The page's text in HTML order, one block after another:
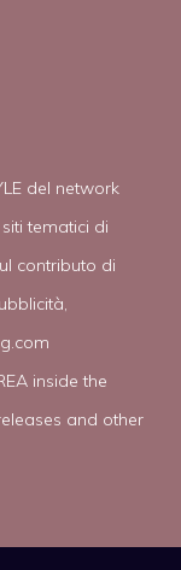
del network
tematici di
contributo di
inside the
and other